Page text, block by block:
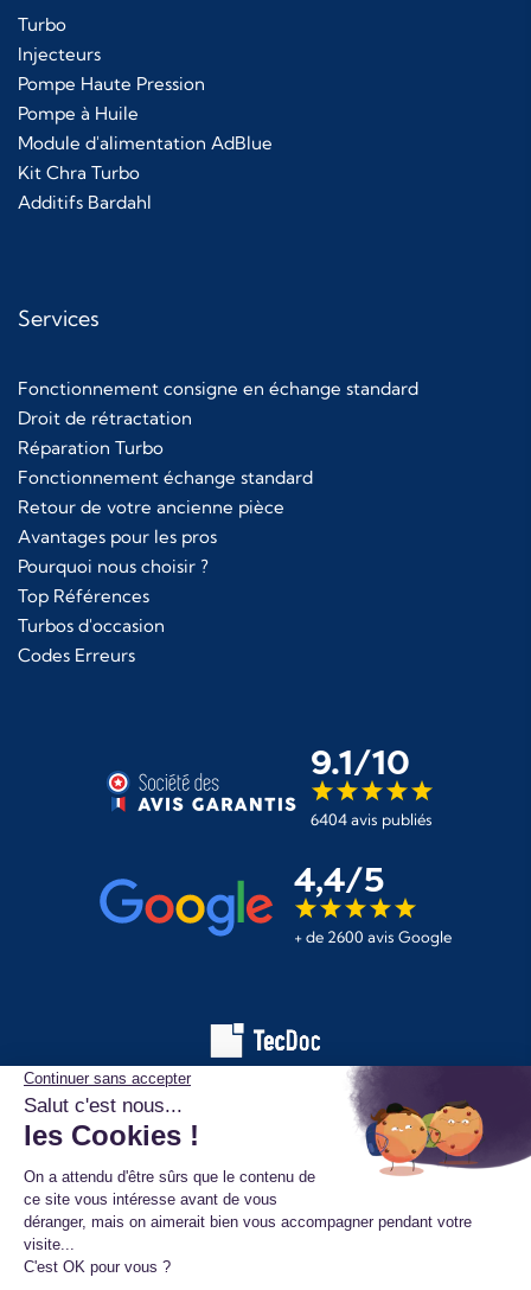
Turbo
Injecteurs
Pompe Haute Pression
Pompe à Huile
Module d'alimentation AdBlue
Kit Chra Turbo
Additifs Bardahl
Services
Fonctionnement consigne en échange standard
Droit de rétractation
Réparation Turbo
Fonctionnement échange standard
Retour de votre ancienne pièce
Avantages pour les pros
Pourquoi nous choisir ?
Top Références
Turbos d'occasion
Codes Erreurs
9.1/10
6404 avis publiés
4,4/5
+ de 2600 avis Google
Les informations affichées sur ce site de pièces automobiles
proviennent de la base de données TecDoc. Elles sont protégées
par le droit d’auteur et ne peuvent en aucun cas être copiées,
reproduites, utilisées ou diffusées sans l’autorisation préalable de
TecAlliance. Toute utilisation non autorisée constitue une infraction
et pourra faire l’objet de poursuites.
Mentions légales